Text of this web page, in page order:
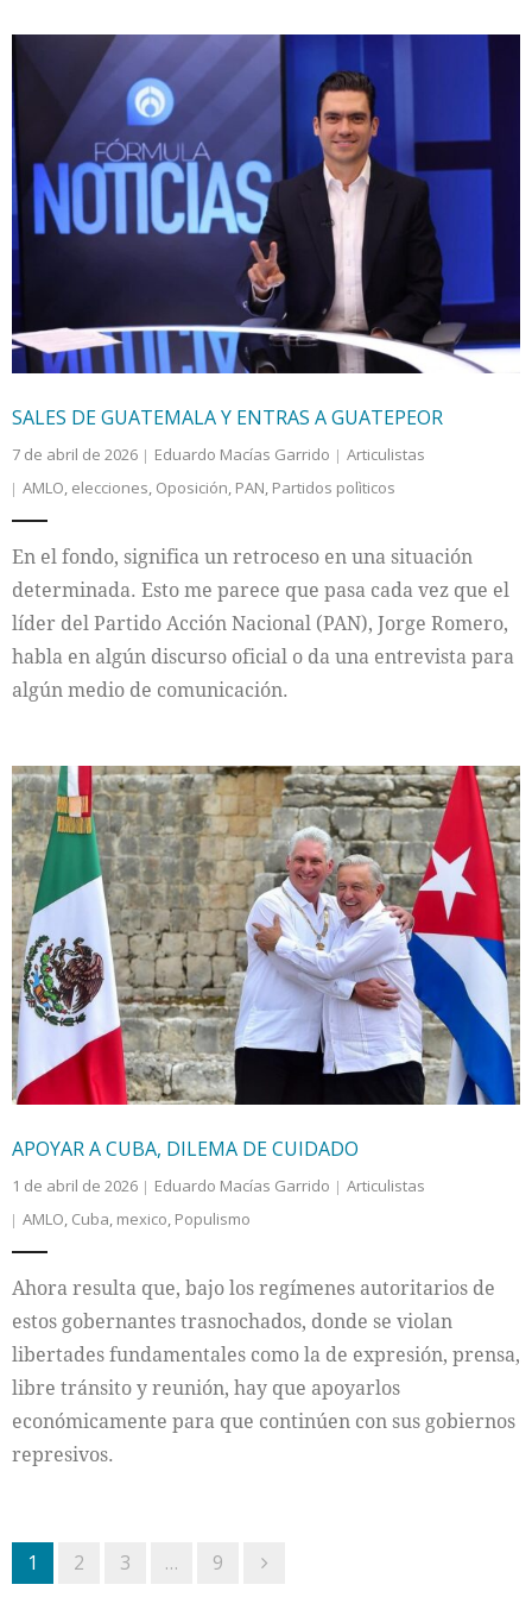
SALES DE GUATEMALA Y ENTRAS A GUATEPEOR
7 de abril de 2026 Eduardo Macías Garrido
Articulistas
AMLO, elecciones, Oposición, PAN, Partidos polìticos
En el fondo, significa un retroceso en una situación
determinada. Esto me parece que pasa cada vez que el
líder del Partido Acción Nacional (PAN), Jorge Romero,
habla en algún discurso oficial o da una entrevista para
algún medio de comunicación.
APOYAR A CUBA, DILEMA DE CUIDADO
1 de abril de 2026 Eduardo Macías Garrido
Articulistas
AMLO, Cuba, mexico, Populismo
Ahora resulta que, bajo los regímenes autoritarios de
estos gobernantes trasnochados, donde se violan
libertades fundamentales como la de expresión, prensa,
libre tránsito y reunión, hay que apoyarlos
económicamente para que continúen con sus gobiernos
represivos.
1 2 3 … 9